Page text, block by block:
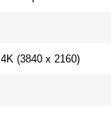
(3840 x 2160)